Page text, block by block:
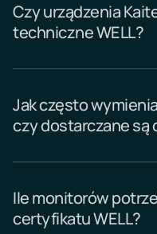
Czy urządzenia
techniczne WELL?
Jak często
czy dostarczane są
Ile monitorów
certyfikatu WELL?